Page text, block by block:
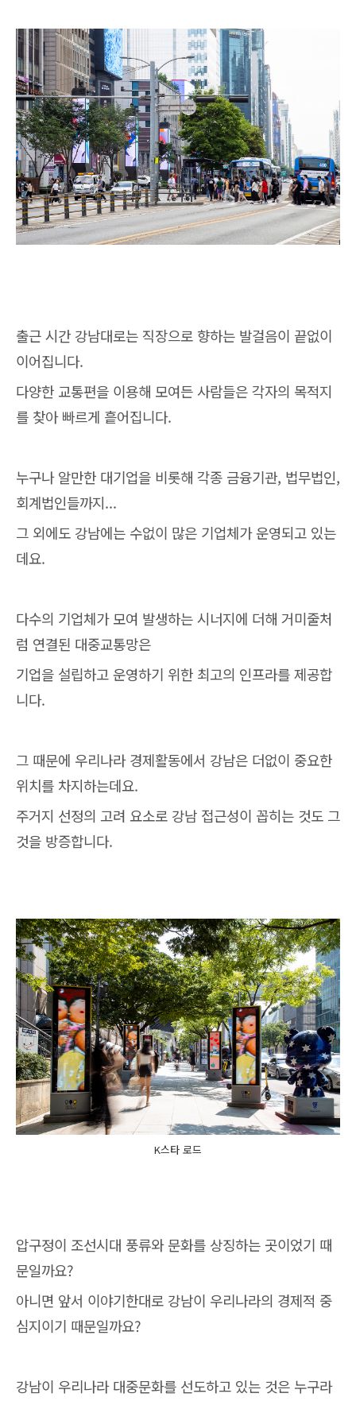
출근 시간 강남대로는 직장으로 향하는 발걸음이 끝없이
이어집니다.
다양한 교통편을 이용해 모여든 사람들은 각자의 목적지
를 찾아 빠르게 흩어집니다.
누구나 알만한 대기업을 비롯해 각종 금융기관, 법무법인,
회계법인들까지...
그 외에도 강남에는 수없이 많은 기업체가 운영되고 있는
데요.
다수의 기업체가 모여 발생하는 시너지에 더해 거미줄처
럼 연결된 대중교통망은
기업을 설립하고 운영하기 위한 최고의 인프라를 제공합
니다.
그 때문에 우리나라 경제활동에서 강남은 더없이 중요한
위치를 차지하는데요.
주거지 선정의 고려 요소로 강남 접근성이 꼽히는 것도 그
것을 방증합니다.
K스타 로드
압구정이 조선시대 풍류와 문화를 상징하는 곳이었기 때
문일까요?
아니면 앞서 이야기한대로 강남이 우리나라의 경제적 중
심지이기 때문일까요?
강남이 우리나라 대중문화를 선도하고 있는 것은 누구라